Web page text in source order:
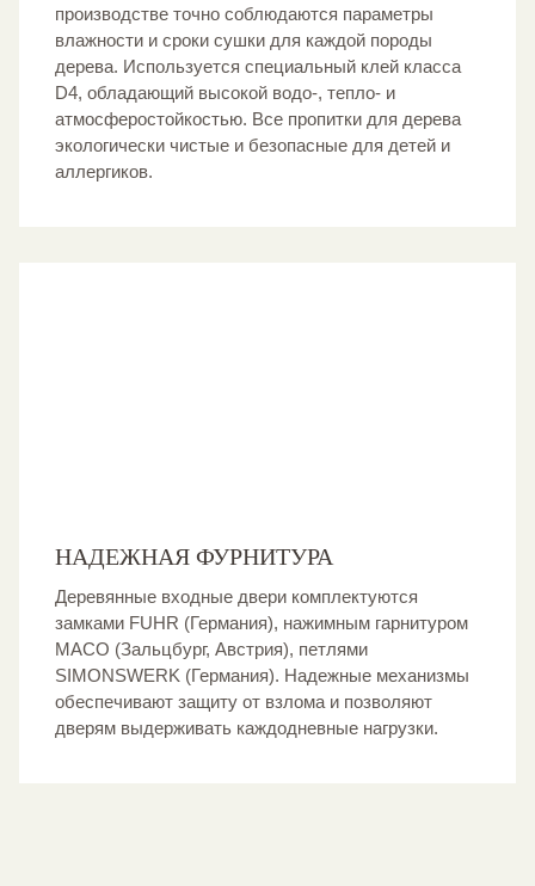
производстве точно соблюдаются параметры
влажности и сроки сушки для каждой породы
дерева. Используется специальный клей класса
D4, обладающий высокой водо-, тепло- и
атмосферостойкостью. Все пропитки для дерева
экологически чистые и безопасные для детей и
аллергиков.
НАДЕЖНАЯ ФУРНИТУРА
Деревянные входные двери комплектуются
замками FUHR (Германия), нажимным гарнитуром
MACO (Зальцбург, Австрия), петлями
SIMONSWERK (Германия). Надежные механизмы
обеспечивают защиту от взлома и позволяют
дверям выдерживать каждодневные нагрузки.